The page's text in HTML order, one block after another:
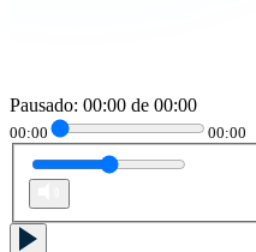
Pausado: 00:00 de 00:00
00:00 00:00